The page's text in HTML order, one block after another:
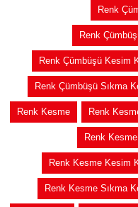
Renk
Renk
Renk Çümbüşü Kesim
Renk Çümbüşü Sıkma
Renk Kesme Renk
Renk
Renk Kesme Kesim
Renk Kesme Sıkma